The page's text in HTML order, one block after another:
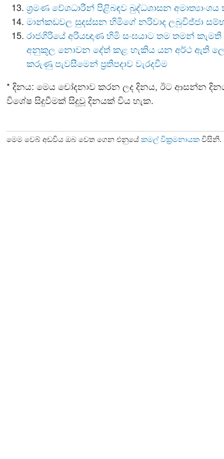
ශ්‍රමණ වේශධාරීන් පිළිබඳව බුද්ධශාසන
මාන්කඩවල සුදස්සන හිමිගේ නරිවාද ලබුවිජ්ජා
රාජගිරියේ අරියඥාණ හිමි සංඝයාට තම තමන්
අනුකූල නොවන දේත් කළ හැකිය යන අර්ථ ඇති
කරුණු පැවසීමෙන් ප්‍රතිපදාව වැරදවීම
* දිනය: මෙය චෝදනාව කරන ලද දිනය, ඊට ආසන්න
විශේෂ සිදුවීමක් සිදුවූ දිනයක් විය හැක.
මෙම වෙබ් අඩවිය ඔබ වෙත ගෙන එනුයේකමල් වික්‍රමනායකවිසිනි.